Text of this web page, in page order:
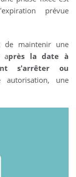
prévue
de maintenir une
après la date à
s'arrêter ou
une